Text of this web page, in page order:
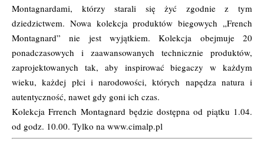
Montagnardami, którzy starali się żyć zgodnie z tym
dziedzictwem. Nowa kolekcja produktów biegowych „French
Montagnard” nie jest wyjątkiem. Kolekcja obejmuje 20
ponadczasowych i zaawansowanych technicznie produktów,
zaprojektowanych tak, aby inspirować biegaczy w każdym
wieku, każdej płci i narodowości, których napędza natura i
autentyczność, nawet gdy goni ich czas.
Kolekcja Frrench Montagnard będzie dostępna od piątku 1.04.
od godz. 10.00. Tylko na www.cimalp.pl